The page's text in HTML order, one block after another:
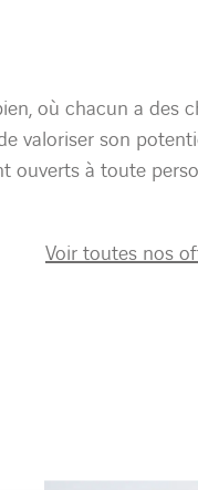
où chacun a des
valoriser son
ouverts à toute
Voir toutes nos